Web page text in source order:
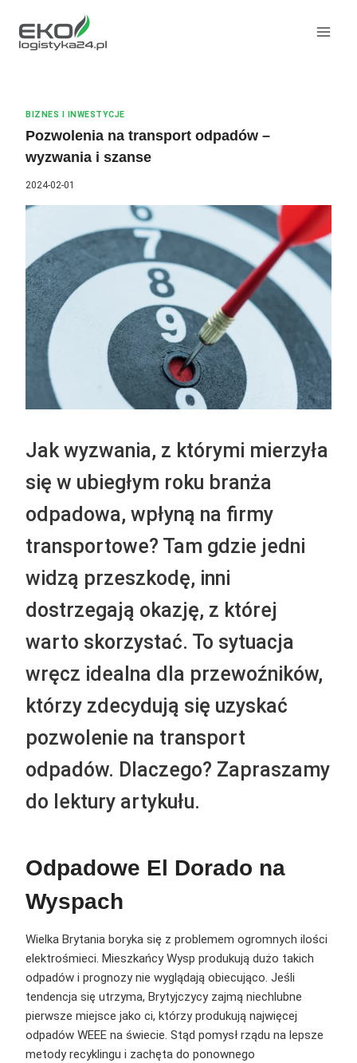
treści
BIZNES I INWESTYCJE
Pozwolenia na transport odpadów –
wyzwania i szanse
2024-02-01
Jak wyzwania, z którymi mierzyła
się w ubiegłym roku branża
odpadowa, wpłyną na firmy
transportowe? Tam gdzie jedni
widzą przeszkodę, inni
dostrzegają okazję, z której
warto skorzystać. To sytuacja
wręcz idealna dla przewoźników,
którzy zdecydują się uzyskać
pozwolenie na transport
odpadów. Dlaczego? Zapraszamy
do lektury artykułu.
Odpadowe El Dorado na
Wyspach
Wielka Brytania boryka się z problemem ogromnych ilości
elektrośmieci. Mieszkańcy Wysp produkują dużo takich
odpadów i prognozy nie wyglądają obiecująco. Jeśli
tendencja się utrzyma, Brytyjczycy zajmą niechlubne
pierwsze miejsce jako ci, którzy produkują najwięcej
odpadów WEEE na świecie. Stąd pomysł rządu na lepsze
metody recyklingu i zachęta do ponownego